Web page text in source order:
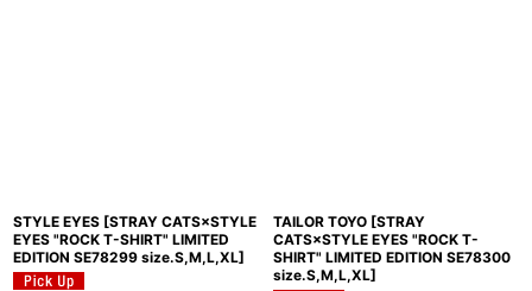
STYLE EYES [STRAY CATS×STYLE
EYES "ROCK T-SHIRT" LIMITED
EDITION SE78299 size.S,M,L,XL]
TAILOR TOYO [STRAY
CATS×STYLE EYES "ROCK T-
SHIRT" LIMITED EDITION SE78300
size.S,M,L,XL]